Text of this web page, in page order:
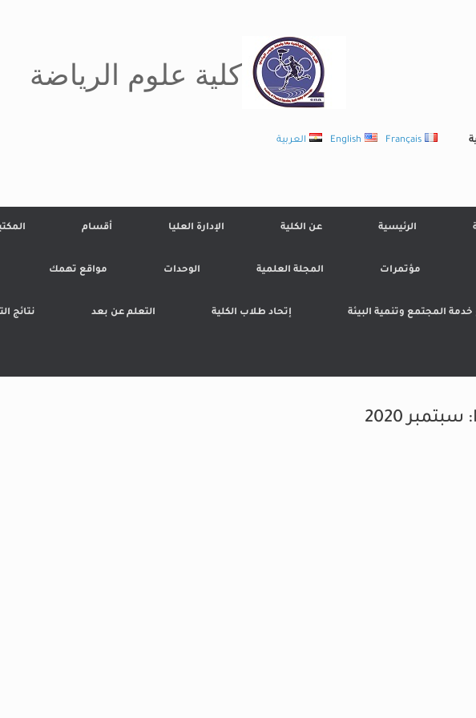
كلية علوم الرياضة
العربية English Français
الرئيسية عن الكلية الإدارة العليا أقسام
مؤتمرات المجلة العلمية الوحدات مواقع تهمك
المجتمع وتنمية البيئة إتحاد طلاب الكلية التعلم عن بعد نتائج
سبتمبر 2020